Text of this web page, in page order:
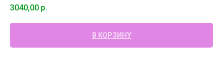
3040,00 р.
В КОРЗИНУ